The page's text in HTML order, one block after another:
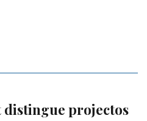
projectos